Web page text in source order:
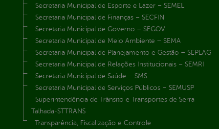
Secretaria Municipal de Esporte e Lazer – SEMEL
Secretaria Municipal de Finanças – SECFIN
Secretaria Municipal de Governo – SEGOV
Secretaria Municipal de Meio Ambiente – SEMA
Secretaria Municipal de Planejamento e Gestão – SEPLAG
Secretaria Municipal de Relações Institucionais – SEMRI
Secretaria Municipal de Saúde – SMS
Secretaria Municipal de Serviços Públicos – SEMUSP
Superintendência de Trânsito e Transportes de Serra
Talhada-STTRANS
Transparência, Fiscalização e Controle